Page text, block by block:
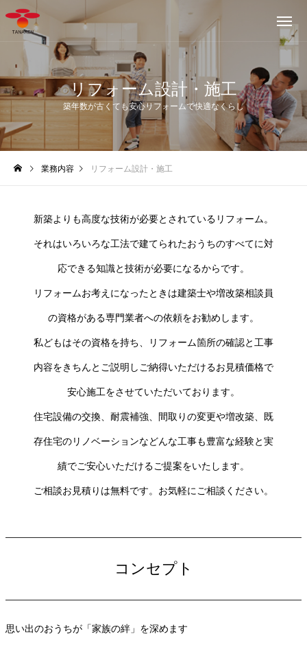
リフォーム設計・施工
築年数が古くても安心リフォームで快適なくらし
業務内容 リフォーム設計・施工
新築よりも高度な技術が必要とされているリフォーム。
それはいろいろな工法で建てられたおうちのすべてに対
応できる知識と技術が必要になるからです。
リフォームお考えになったときは建築士や増改築相談員
の資格がある専門業者への依頼をお勧めします。
私どもはその資格を持ち、リフォーム箇所の確認と工事
内容をきちんとご説明しご納得いただけるお見積価格で
安心施工をさせていただいております。
住宅設備の交換、耐震補強、間取りの変更や増改築、既
存住宅のリノベーションなどんな工事も豊富な経験と実
績でご安心いただけるご提案をいたします。
ご相談お見積りは無料です。お気軽にご相談ください。
コンセプト
思い出のおうちが「家族の絆」を深めます